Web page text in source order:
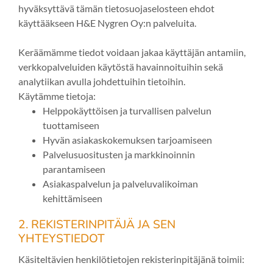
hyväksyttävä tämän tietosuojaselosteen ehdot
käyttääkseen H&E Nygren Oy:n palveluita.
Keräämämme tiedot voidaan jakaa käyttäjän antamiin,
verkkopalveluiden käytöstä havainnoituihin sekä
analytiikan avulla johdettuihin tietoihin.
Käytämme tietoja:
Helppokäyttöisen ja turvallisen palvelun
tuottamiseen
Hyvän asiakaskokemuksen tarjoamiseen
Palvelusuositusten ja markkinoinnin
parantamiseen
Asiakaspalvelun ja palveluvalikoiman
kehittämiseen
2. REKISTERINPITÄJÄ JA SEN
YHTEYSTIEDOT
Käsiteltävien henkilötietojen rekisterinpitäjänä toimii: